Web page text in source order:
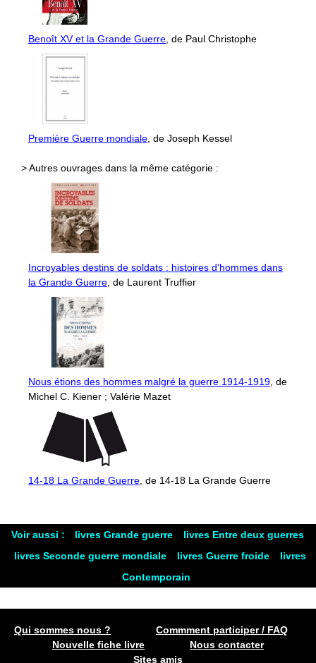
Benoît XV et la Grande Guerre , de Paul Christophe
Première Guerre mondiale , de Joseph Kessel
> Autres ouvrages dans la même catégorie :
Incroyables destins de soldats : histoires d’hommes dans
la Grande Guerre , de Laurent Truffier
Nous étions des hommes malgré la guerre 1914-1919 , de
Michel C. Kiener ; Valérie Mazet
14-18 La Grande Guerre , de 14-18 La Grande Guerre
Voir aussi : livres Grande guerre
livres Entre deux guerres
livres Seconde guerre mondiale
livres Guerre froide
livres
Contemporain
Qui sommes nous ?
Commment participer / FAQ
Nouvelle fiche livre
Nous contacter
Sites amis